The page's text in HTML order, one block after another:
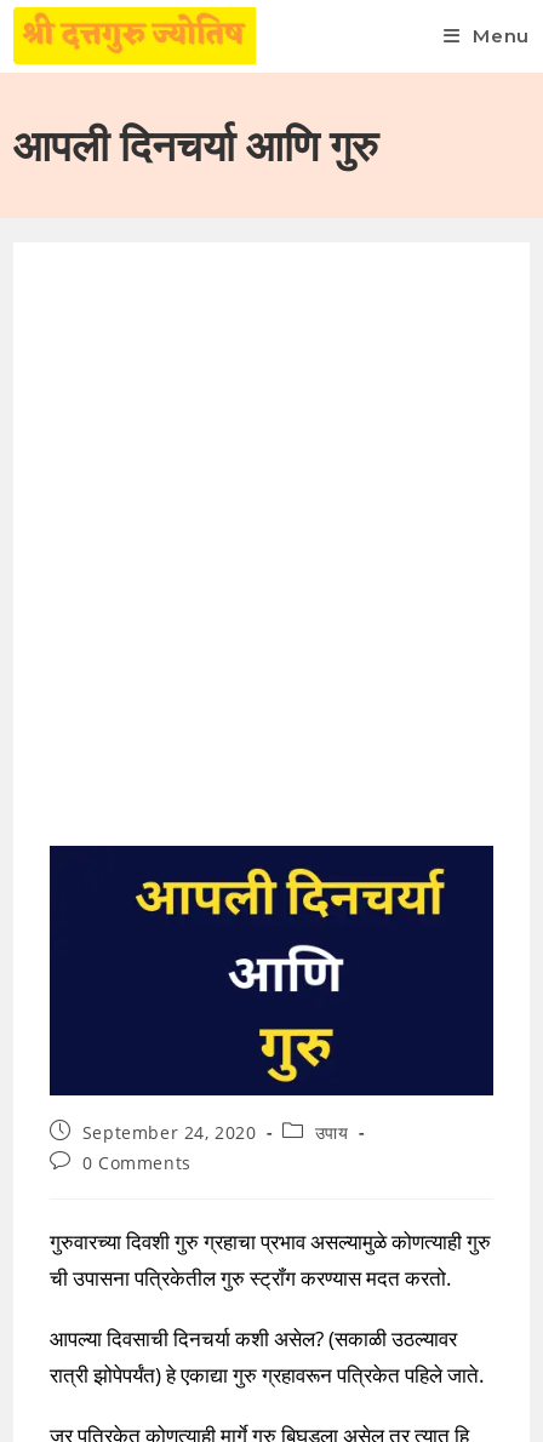
content
Menu
आपली दिनचर्या आणि गुरु
Post
published:
September 24, 2020
Postउपाय
Post0 Comments
गुरुवारच्या दिवशी गुरु ग्रहाचा प्रभाव असल्यामुळे कोणत्याही गुरु
ची उपासना पत्रिकेतील गुरु स्ट्रॉंग करण्यास मदत करतो.
आपल्या दिवसाची दिनचर्या कशी असेल? (सकाळी उठल्यावर
रात्री झोपेपर्यंत) हे एकाद्या गुरु ग्रहावरून पत्रिकेत पहिले जाते.
जर पत्रिकेत कोणत्याही मार्गे गुरु बिघडला असेल तर त्यात हि